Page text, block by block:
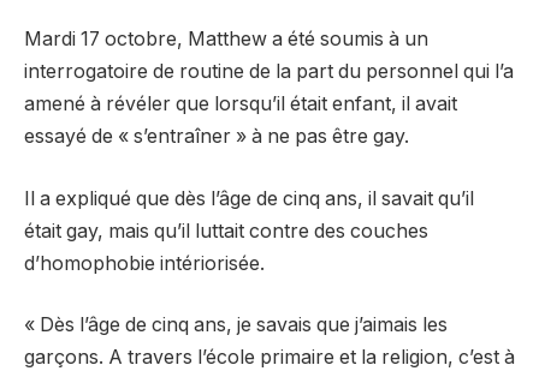
Mardi 17 octobre, Matthew a été soumis à un
interrogatoire de routine de la part du personnel qui l’a
amené à révéler que lorsqu’il était enfant, il avait
essayé de « s’entraîner » à ne pas être gay.
Il a expliqué que dès l’âge de cinq ans, il savait qu’il
était gay, mais qu’il luttait contre des couches
d’homophobie intériorisée.
« Dès l’âge de cinq ans, je savais que j’aimais les
garçons. A travers l’école primaire et la religion, c’est à